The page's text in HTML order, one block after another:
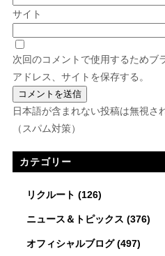
サイト
次回のコメントで使用するためブ
アドレス、サイトを保存する。
日本語が含まれない投稿は無視さ
（スパム対策）
カテゴリー
リクルート (126)
ニュース＆トピックス (376)
オフィシャルブログ(497)